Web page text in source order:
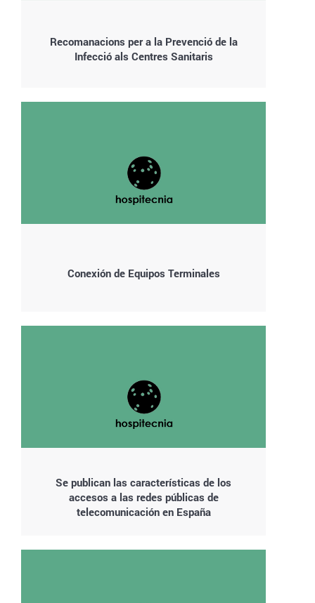
Recomanacions per a la Prevenció de la
Infecció als Centres Sanitaris
Conexión de Equipos Terminales
Se publican las características de los
accesos a las redes públicas de
telecomunicación en España